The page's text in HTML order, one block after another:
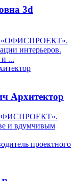
3d
«ОФИСПРОЕКТ».
интерьеров.
...
Архитектор
и вдумчивым